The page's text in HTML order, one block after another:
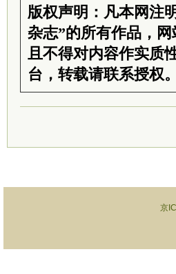
版权声明：凡本网注
杂志”的所有作品，
且不得对内容作实质
台，转载请联系授权
京